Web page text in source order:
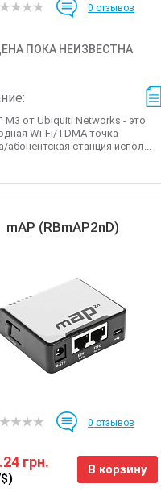
0 отзывов
ПОКА НЕИЗВЕСТНА
M3 от Ubiquiti Networks - это
Wi-Fi/TDMA точка
абонентская станция испол...
mAP (RBmAP2nD)
0 отзывов
грн. В корзину